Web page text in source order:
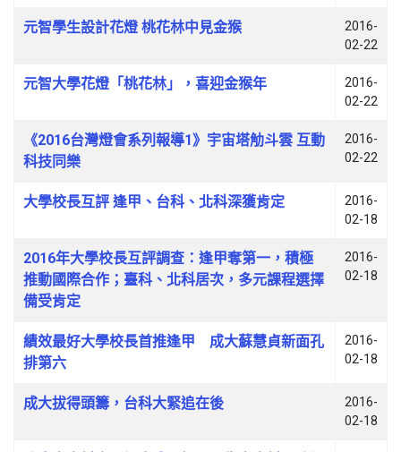
元智學生設計花燈 桃花林中見金猴
2016-
02-22
元智大學花燈「桃花林」，喜迎金猴年
2016-
02-22
《2016台灣燈會系列報導1》宇宙塔觔斗雲 互動
科技同樂
2016-
02-22
大學校長互評 逢甲、台科、北科深獲肯定
2016-
02-18
2016年大學校長互評調查：逢甲奪第一，積極
推動國際合作；臺科、北科居次，多元課程選擇
備受肯定
2016-
02-18
績效最好大學校長首推逢甲 成大蘇慧貞新面孔
排第六
2016-
02-18
成大拔得頭籌，台科大緊追在後
2016-
02-18